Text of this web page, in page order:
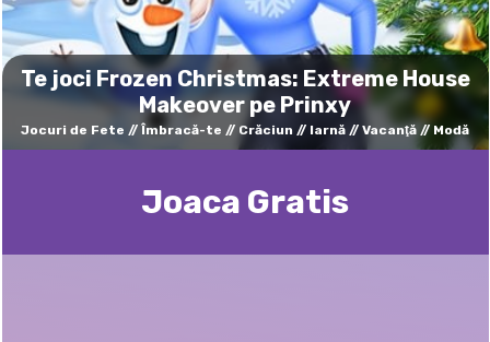
Te joci Frozen Christmas: Extreme House
Makeover pe Prinxy
Jocuri de Fete Îmbracă-te Crăciun Iarnă Vacanţă Modă
Joaca Gratis